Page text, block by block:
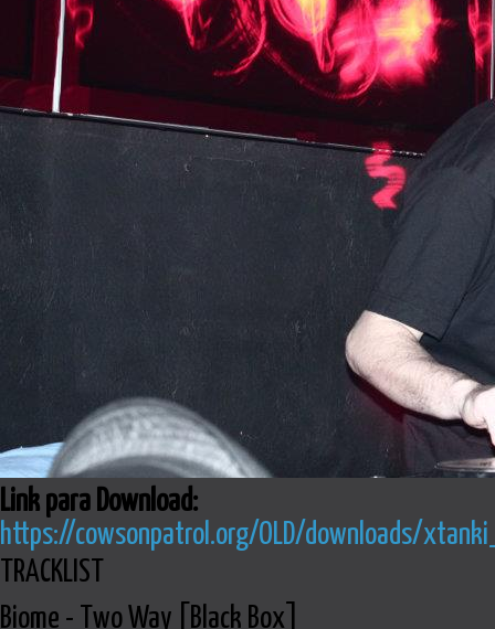
Link para Download:
https://cowsonpatrol.org/OLD/downloads/
TRACKLIST
Biome - Two Way [Black Box]